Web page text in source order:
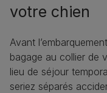
votre chien
Avant
bagage au collier de
lieu de séjour
seriez séparés